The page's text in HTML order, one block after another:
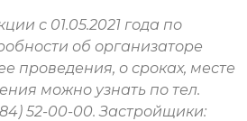
с 01.05.2021 года по
об организаторе
проведения, о сроках, месте
можно узнать по тел.
52-00-00. Застройщики: